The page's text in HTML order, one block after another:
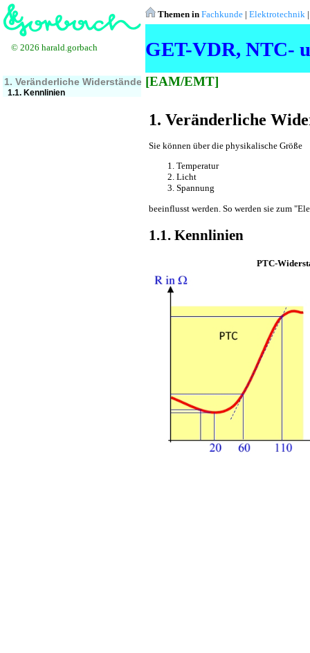
Themen in Fachkunde | Elektrotechnik
GET-VDR, NTC-
[EAM/EMT]
© 2026 harald.gorbach
1. Veränderliche Widerstände
1.1. Kennlinien
1. Veränderliche
Sie können über die physikalische Größe
Temperatur
Licht
Spannung
beeinflusst werden. So werden sie zum
1.1. Kennlinien
PTC-